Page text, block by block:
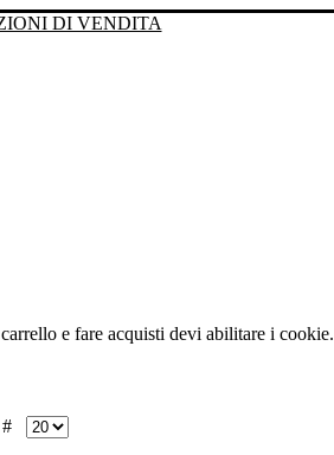
DI VENDITA
e fare acquisti devi abilitare i cookie.
#